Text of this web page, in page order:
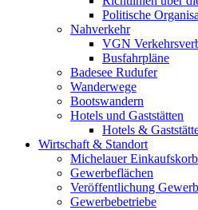
Politische
Nahverkehr
VGN
Busfahrpläne
Badesee Rudufer
Wanderwege
Bootswandern
Hotels und Gaststätten
Hotels &
Wirtschaft & Standort
Michelauer Einkaufskorb
Gewerbeflächen
Veröffentlichung
Gewerbebetriebe